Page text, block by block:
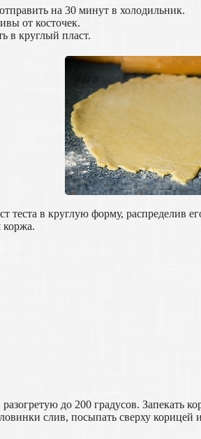
на 30 минут в холодильник.
от косточек.
в круглый пласт.
теста в круглую форму, распределив
коржа.
до 200 градусов. Запекать
слив, посыпать сверху корицей